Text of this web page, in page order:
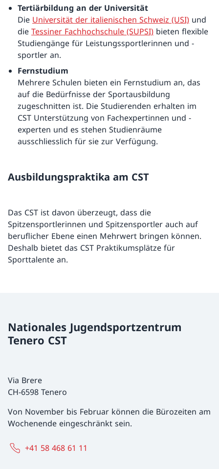
Tertiärbildung an der Universität
Die Universität der italienischen Schweiz (USI) und
die Tessiner Fachhochschule (SUPSI) bieten flexible
Studiengänge für Leistungssportlerinnen und -
sportler an.
Fernstudium
Mehrere Schulen bieten ein Fernstudium an, das
auf die Bedürfnisse der Sportausbildung
zugeschnitten ist. Die Studierenden erhalten im
CST Unterstützung von Fachexpertinnen und -
experten und es stehen Studienräume
ausschliesslich für sie zur Verfügung.
Ausbildungspraktika am CST
Das CST ist davon überzeugt, dass die
Spitzensportlerinnen und Spitzensportler auch auf
beruflicher Ebene einen Mehrwert bringen können.
Deshalb bietet das CST Praktikumsplätze für
Sporttalente an.
Nationales Jugendsportzentrum
Tenero CST
Via Brere
CH-6598 Tenero
Von November bis Februar können die Bürozeiten am
Wochenende eingeschränkt sein.
+41 58 468 61 11